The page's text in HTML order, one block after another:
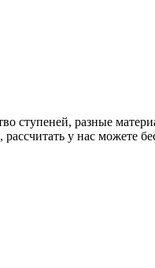
ступеней, разные
у нас можете